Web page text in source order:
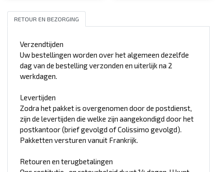
RETOUR EN BEZORGING
Verzendtijden
Uw bestellingen worden over het algemeen dezelfde
dag van de bestelling verzonden en uiterlijk na 2
werkdagen.
Levertijden
Zodra het pakket is overgenomen door de postdienst,
zijn de levertijden die welke zijn aangekondigd door het
postkantoor (brief gevolgd of Colissimo gevolgd).
Pakketten versturen vanuit Frankrijk.
Retouren en terugbetalingen